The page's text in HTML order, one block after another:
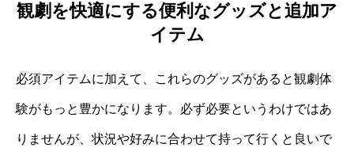
観劇を快適にする便利なグッズと追加ア
イテム
必須アイテムに加えて、これらのグッズがあると観劇体
験がもっと豊かになります。必ず必要というわけではあ
りませんが、状況や好みに合わせて持って行くと良いで